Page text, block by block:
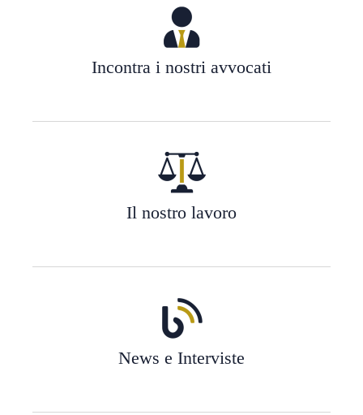
Incontra i nostri avvocati
Il nostro lavoro
News e Interviste